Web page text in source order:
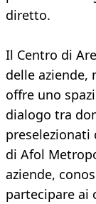
diretto.
Il Centro di
delle aziende,
offre uno
dialogo tra
preselezionati
di Afol
aziende,
partecipare ai